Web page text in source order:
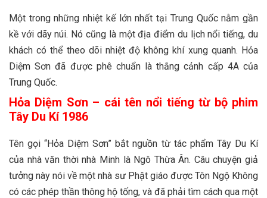
Một trong những nhiệt kế lớn nhất tại Trung Quốc nằm gần
kề với dãy núi. Nó cũng là một địa điểm du lịch nổi tiếng, du
khách có thể theo dõi nhiệt độ không khí xung quanh. Hỏa
Diệm Sơn đã được phê chuẩn là thắng cảnh cấp 4A của
Trung Quốc.
Hỏa Diệm Sơn – cái tên nổi tiếng từ bộ phim
Tây Du Kí 1986
Tên gọi “Hỏa Diệm Sơn” bắt nguồn từ tác phẩm Tây Du Kí
của nhà văn thời nhà Minh là Ngô Thừa Ân. Câu chuyện giả
tưởng này nói về một nhà sư Phật giáo được Tôn Ngộ Không
có các phép thần thông hộ tống, và đã phải tìm cách qua một